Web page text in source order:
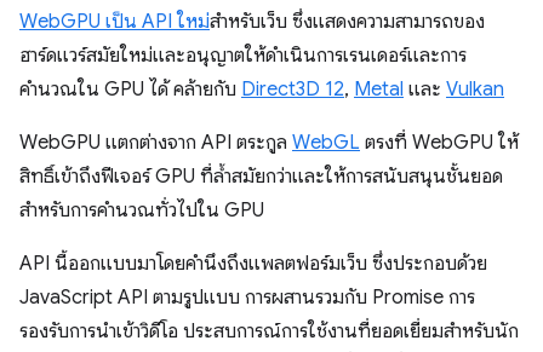
WebGPU เป็น API ใหม่สำหรับเว็บ ซึ่งแสดงความสามารถของ
ฮาร์ดแวร์สมัยใหม่และอนุญาตให้ดำเนินการเรนเดอร์และการ
คำนวณใน GPU ได้ คล้ายกับ Direct3D 12, Metal และ Vulkan
WebGPU แตกต่างจาก API ตระกูล WebGL ตรงที่ WebGPU ให้
สิทธิ์เข้าถึงฟีเจอร์ GPU ที่ล้ำสมัยกว่าและให้การสนับสนุนชั้นยอด
สําหรับการคํานวณทั่วไปใน GPU
API นี้ออกแบบมาโดยคำนึงถึงแพลตฟอร์มเว็บ ซึ่งประกอบด้วย
JavaScript API ตามรูปแบบ การผสานรวมกับ Promise การ
รองรับการนำเข้าวิดีโอ ประสบการณ์การใช้งานที่ยอดเยี่ยมสำหรับนัก